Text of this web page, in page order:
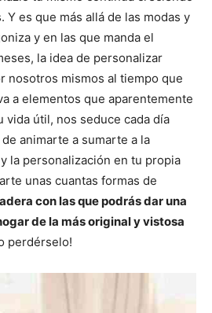
Y es que más allá de las modas y
y en las que manda el
la idea de personalizar
nosotros mismos al tiempo que
a elementos que aparentemente
vida útil, nos seduce cada día
animarte a sumarte a la
la personalización en tu propia
unas cuantas formas de
con las que podrás dar una
de la más original y vistosa
perdérselo!